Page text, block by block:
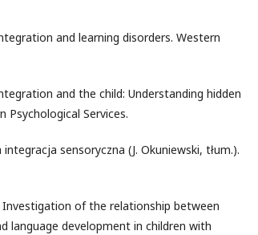
and learning disorders. Western
and the child: Understanding hidden
Psychological Services.
integracja sensoryczna (J. Okuniewski, tłum.).
Investigation of the relationship between
language development in children with